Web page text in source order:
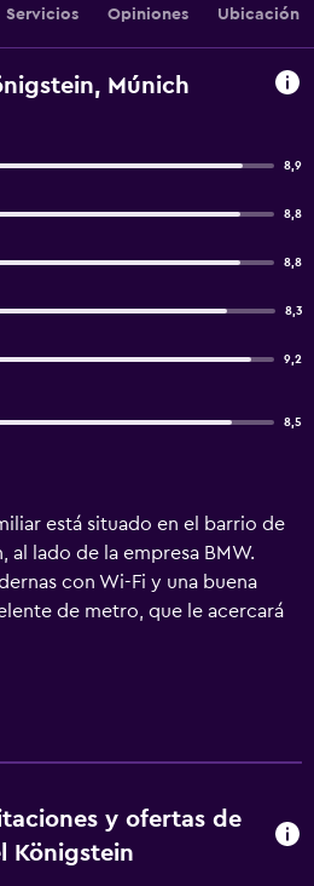
Servicios Opiniones Ubicación
Múnich
8,9
8,8
8,8
8,3
9,2
8,5
está situado en el barrio de
al lado de la empresa BMW.
con Wi-Fi y una buena
de metro, que le acercará
Königstein tiene
escritorio y baño privado. El
en 12 minutos.y ofertas de
Königstein